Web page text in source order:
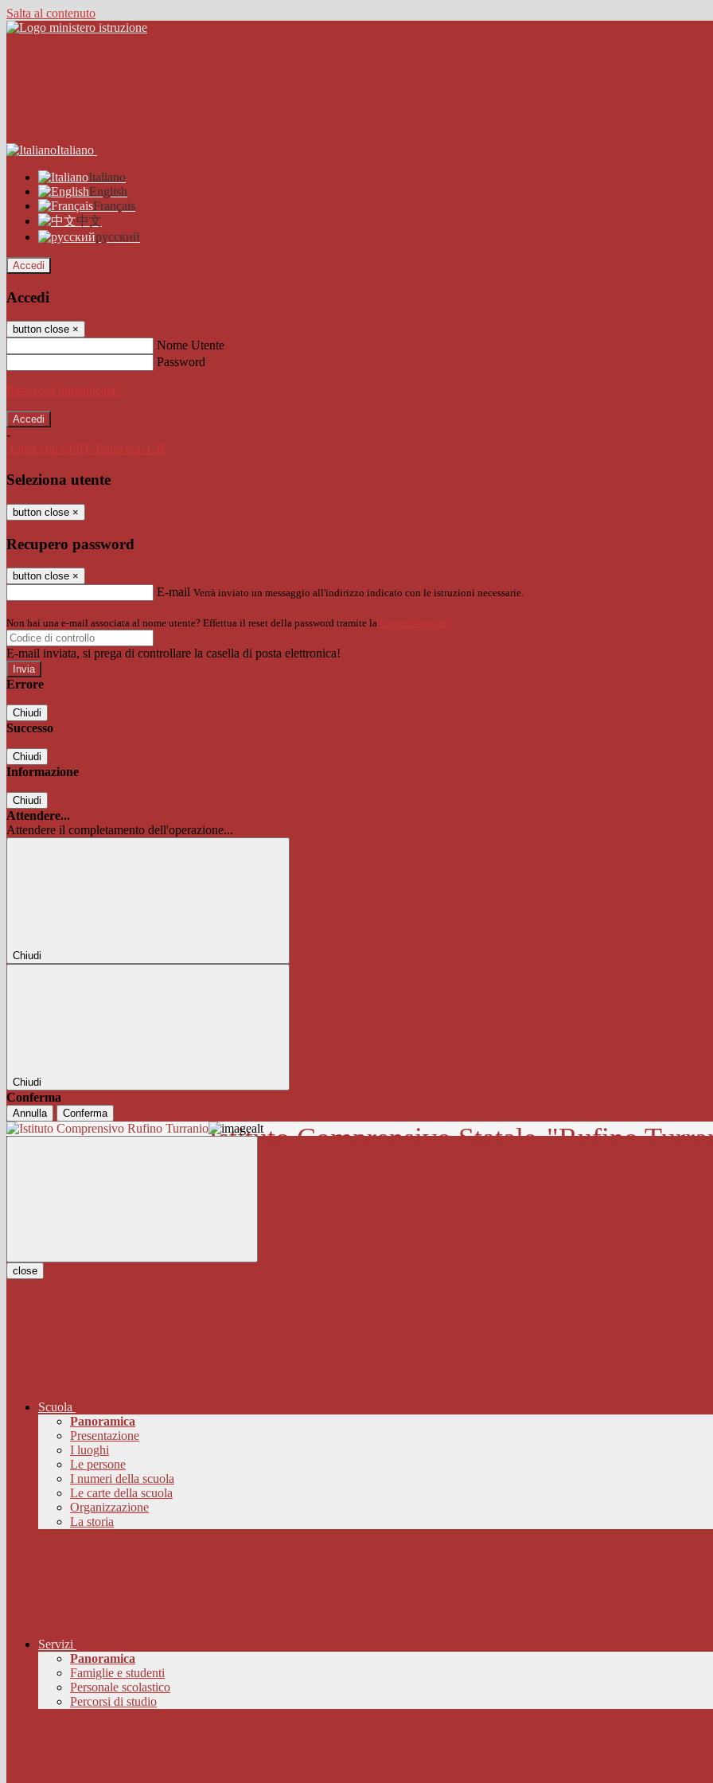
Salta al contenuto
Italiano
Italiano
English
Français
中文
русский
Accedi
Accedi
button close ×
Nome Utente
Password
Password dimenticata?
-
Entra con SPID
Entra con CIE
Seleziona utente
button close ×
Recupero password
button close ×
E-mail Verrà inviato un messaggio all'indirizzo indicato con le istruzioni necessarie.
Non hai una e-mail associata al nome utente? Effettua il reset della password tramite la Login Spaggiari
E-mail inviata, si prega di controllare la casella di posta elettronica!
Errore
Chiudi
Successo
Chiudi
Informazione
Chiudi
Attendere...
Attendere il completamento dell'operazione...
Chiudi
Chiudi
Conferma
Annulla Conferma
Istituto Comprensivo Statale"Rufino
close
Scuola
Panoramica
Presentazione
I luoghi
Le persone
I numeri della scuola
Le carte della scuola
Organizzazione
La storia
Servizi
Panoramica
Famiglie e studenti
Personale scolastico
Percorsi di studio